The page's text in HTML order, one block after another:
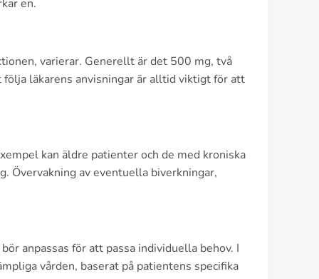
en.
varierar. Generellt är det 500 mg, två
läkarens anvisningar är alltid viktigt för att
kan äldre patienter och de med kroniska
Övervakning av eventuella biverkningar,
anpassas för att passa individuella behov. I
vården, baserat på patientens specifika